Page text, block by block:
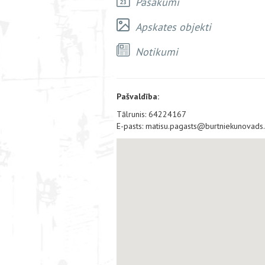
Apskates objekti
Notikumi
Pašvaldība:
Tālrunis: 64224167
E-pasts: